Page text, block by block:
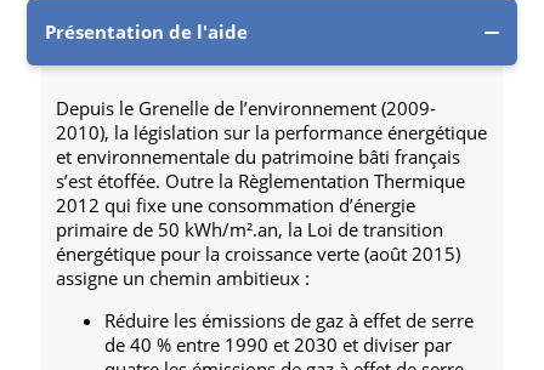
Présentation de l'aide
Depuis le Grenelle de l’environnement (2009-
2010), la législation sur la performance énergétique
et environnementale du patrimoine bâti français
s’est étoffée. Outre la Règlementation Thermique
2012 qui fixe une consommation d’énergie
primaire de 50 kWh/m².an, la Loi de transition
énergétique pour la croissance verte (août 2015)
assigne un chemin ambitieux :
Réduire les émissions de gaz à effet de serre
de 40 % entre 1990 et 2030 et diviser par